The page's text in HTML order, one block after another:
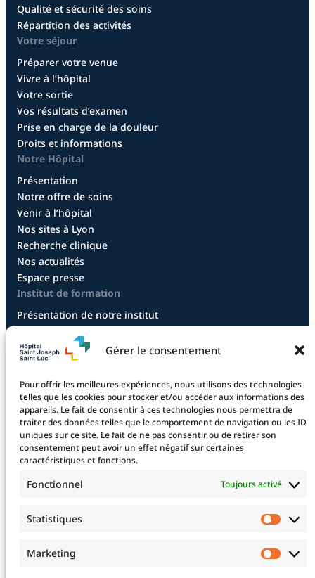
Gérer le consentement
Pour offrir les meilleures expériences, nous utilisons des technologies
telles que les cookies pour stocker et/ou accéder aux informations des
appareils. Le fait de consentir à ces technologies nous permettra de
traiter des données telles que le comportement de navigation ou les ID
uniques sur ce site. Le fait de ne pas consentir ou de retirer son
consentement peut avoir un effet négatif sur certaines
caractéristiques et fonctions.
Fonctionnel Toujours activé
Statistiques
Marketing
Qualité et sécurité des soins
Répartition des activités
Votre séjour
Préparer votre venue
Vivre à l’hôpital
Votre sortie
Vos résultats d’examen
Prise en charge de la douleur
Droits et informations
Notre Hôpital
Présentation
Notre offre de soins
Venir à l’hôpital
Nos sites à Lyon
Recherche clinique
Nos actualités
Espace presse
Institut de formation
Présentation de notre institut
Diplôme aide-soignant
Diplôme aide-soignant en alternance
Diplôme CCEPS
Taxe d’apprentissage
La fondation
La Fondation
Le projet 2025
Nos mécènes
Télé-expertise